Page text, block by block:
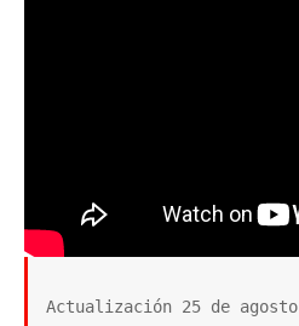
Actualización 25 de agosto